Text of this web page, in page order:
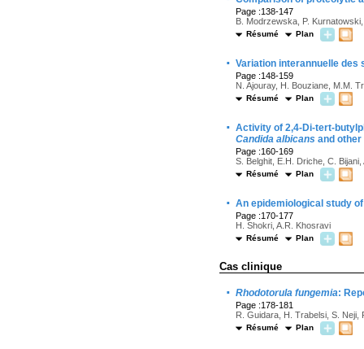
Page :138-147
B. Modrzewska, P.
Résumé Plan
· Variation interannuelle des
Page :148-159
N. Ajouray, H. Bouziane, M.M.
Résumé Plan
· Activity of 2,4-Di-tert-
Candida albicans and
Page :160-169
S. Belghit, E.H. Driche, C.
Résumé Plan
· An epidemiological study
Page :170-177
H. Shokri, A.R. Khosravi
Résumé Plan
Cas clinique
· Rhodotorula fungemia:
Page :178-181
R. Guidara, H. Trabelsi, S. Neji,
Résumé Plan